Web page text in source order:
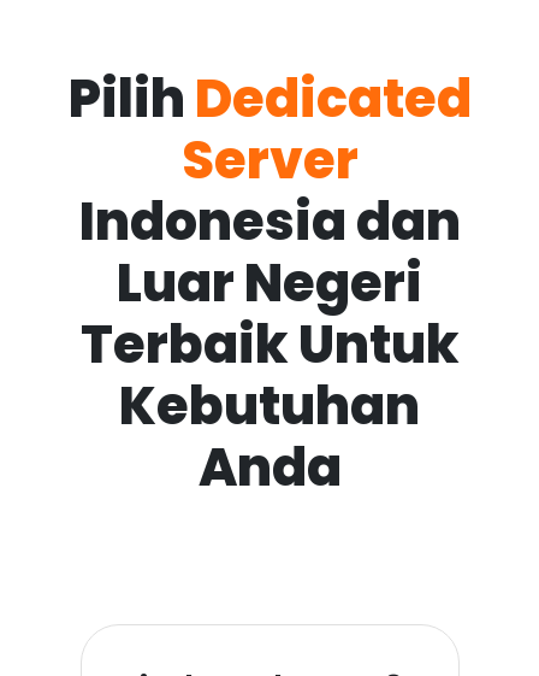
Pilih Dedicated
Server
Indonesia dan
Luar Negeri
Terbaik Untuk
Kebutuhan
Anda